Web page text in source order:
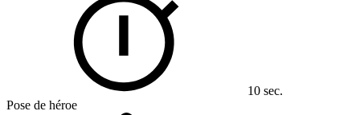
10 sec.
Pose de héroe